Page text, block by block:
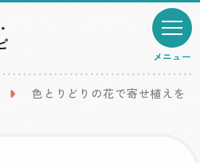
メニュー
色とりどりの花で寄せ植えを